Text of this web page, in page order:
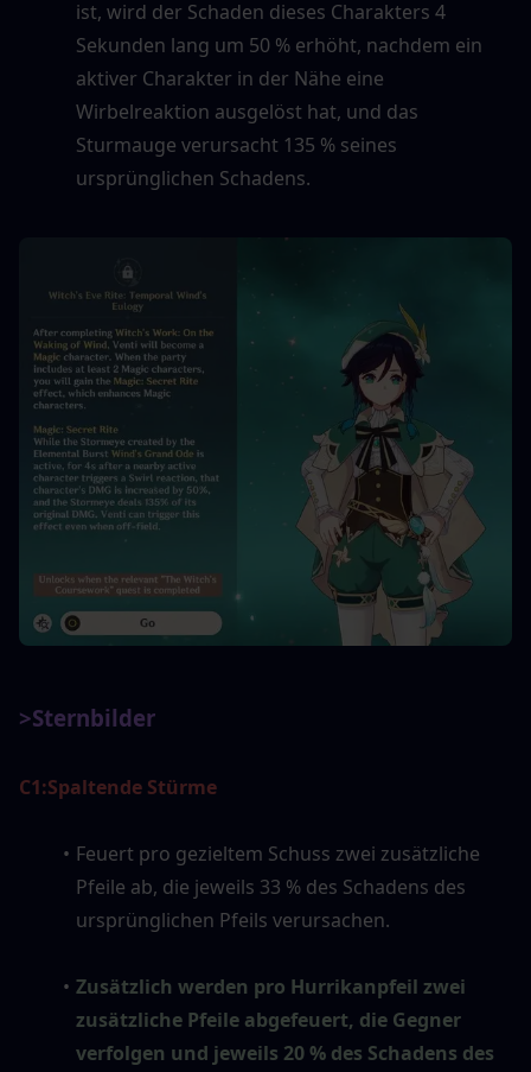
ist, wird der Schaden dieses Charakters 4
Sekunden lang um 50 % erhöht, nachdem ein
aktiver Charakter in der Nähe eine
Wirbelreaktion ausgelöst hat, und das
Sturmauge verursacht 135 % seines
ursprünglichen Schadens.
>Sternbilder
C1:Spaltende Stürme
Feuert pro gezieltem Schuss zwei zusätzliche
Pfeile ab, die jeweils 33 % des Schadens des
ursprünglichen Pfeils verursachen.
Zusätzlich werden pro Hurrikanpfeil zwei
zusätzliche Pfeile abgefeuert, die Gegner
verfolgen und jeweils 20 % des Schadens des